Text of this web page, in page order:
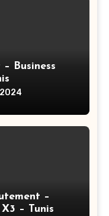
Business
–
– Tunis